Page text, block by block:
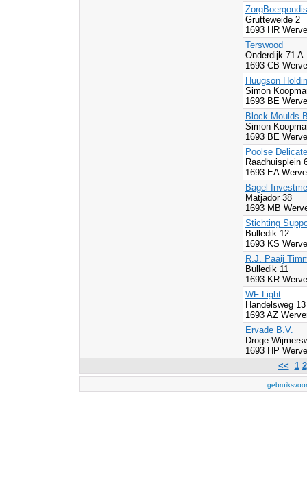
Grutteweide 2
1693 HR
Terswood
Onderdijk 71 A
1693 CB
Huugson
Simon
1693 BE
Block Moulds
Simon
1693 BE
Poolse
Raadhuisplein
1693 EA
Bagel
Matjador 38
1693 MB
Stichting
Bulledik 12
1693 KS
R.J. Paaij
Bulledik 11
1693 KR
WF Light
Handelsweg
1693 AZ
Ervade B.V.
Droge
1693 HP
<< 1 2